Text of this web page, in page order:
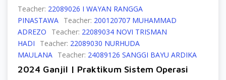
Teacher: 22089026 I WAYAN RANGGA
PINASTAWA Teacher: 200120707 MUHAMMAD
ADREZO
Teacher: 22089034 NOVI TRISMAN
HADI
Teacher: 22089030 NURHUDA
MAULANA Teacher: 24089126 SANGGI BAYU ARDIKA
2024 Ganjil | Praktikum Sistem Operasi